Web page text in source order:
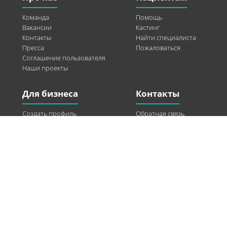
Команда
Вакансии
Контакты
Пресса
Соглашение пользователя
Наши проекты
Помощь
Кастинг
Найти специалиста
Пожаловаться
Для бизнеса
Создать профиль
Контакты
Обратная связь